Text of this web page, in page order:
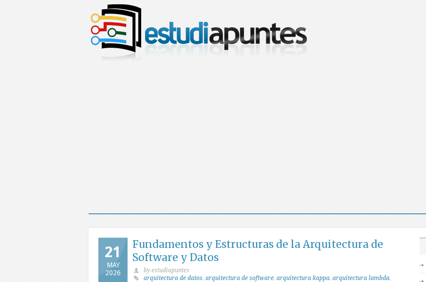
21
MAY
2026
Fundamentos y Estructuras de la Arquitectura de
Software y Datos
by estudiapuntes
arquitectura de datos, arquitectura de software, arquitectura kappa, arquitectura lambda,